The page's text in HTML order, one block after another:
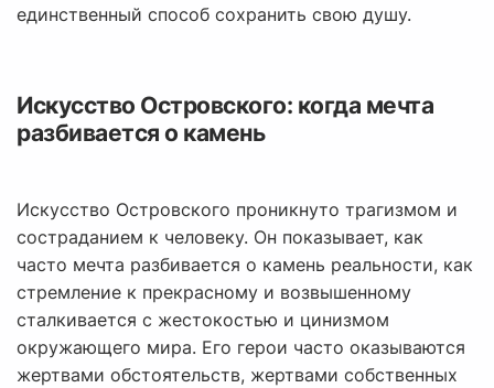
единственный способ сохранить свою душу.
Искусство Островского: когда мечта
разбивается о камень
Искусство Островского проникнуто трагизмом и
состраданием к человеку. Он показывает, как
часто мечта разбивается о камень реальности, как
стремление к прекрасному и возвышенному
сталкивается с жестокостью и цинизмом
окружающего мира. Его герои часто оказываются
жертвами обстоятельств, жертвами собственных